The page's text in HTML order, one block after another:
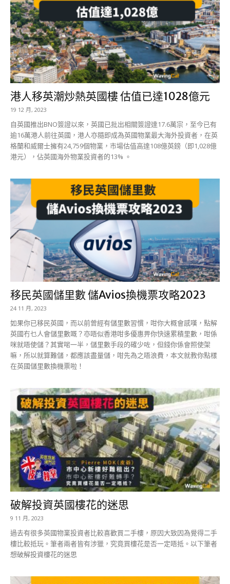
港人移英潮炒熱英國樓 估值已達1028億元
19 12 月, 2023
自英國推出BNO簽證以來，英國已批出相關簽證達17.6萬宗，至今已有
逾16萬港人前往英國，港人亦隨即成為英國物業最大海外投資者，在英
格蘭和威爾士擁有24,759個物業，市場估值高達108億英鎊（即1,028億
港元），佔英國海外物業投資者的13% 。
移民英國儲里數 儲Avios換機票攻略2023
24 11 月, 2023
如果你已移民英國，而以前曾經有儲里數習慣，咁你大概會感嘆，點解
英國冇乜人會儲里數嘅？亦唔似香港咁多優惠畀你快速累積里數，咁係
咪就唔使儲？其實啱一半，儲里數手段的確少咗，但錢你係會照使架
嘛，所以就算難儲，都應該盡量儲，咁先為之唔浪費，本文就教你點樣
在英國儲里數換機票啦！
破解投資英國樓花的迷思
9 11 月, 2023
過去有很多英國物業投資者比較喜歡買二手樓，原因大致因為覺得二手
樓比較抵玩。筆者兩者皆有涉獵，究竟買樓花是否一定唔抵。以下筆者
想破解投資樓花的迷思